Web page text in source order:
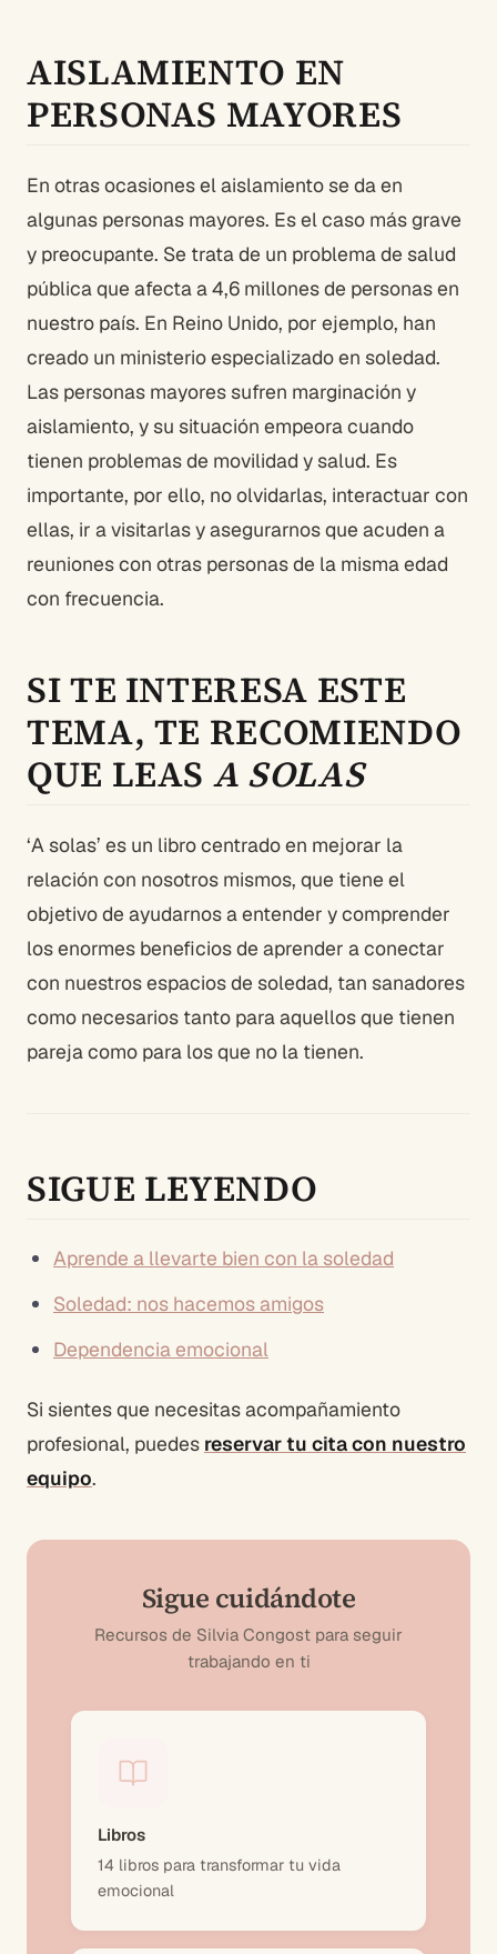
AISLAMIENTO EN
PERSONAS MAYORES
En otras ocasiones el aislamiento se da en
algunas personas mayores. Es el caso más grave
y preocupante. Se trata de un problema de salud
pública que afecta a 4,6 millones de personas en
nuestro país. En Reino Unido, por ejemplo, han
creado un ministerio especializado en soledad.
Las personas mayores sufren marginación y
aislamiento, y su situación empeora cuando
tienen problemas de movilidad y salud. Es
importante, por ello, no olvidarlas, interactuar con
ellas, ir a visitarlas y asegurarnos que acuden a
reuniones con otras personas de la misma edad
con frecuencia.
SI TE INTERESA ESTE
TEMA, TE RECOMIENDO
QUE LEAS A SOLAS
‘A solas’ es un libro centrado en mejorar la
relación con nosotros mismos, que tiene el
objetivo de ayudarnos a entender y comprender
los enormes beneficios de aprender a conectar
con nuestros espacios de soledad, tan sanadores
como necesarios tanto para aquellos que tienen
pareja como para los que no la tienen.
SIGUE LEYENDO
Aprende a llevarte bien con la soledad
Soledad: nos hacemos amigos
Dependencia emocional
Si sientes que necesitas acompañamiento
profesional, puedes reservar tu cita con nuestro
equipo.
Sigue cuidándote
Recursos de Silvia Congost para seguir
trabajando en ti
Libros
14 libros para transformar tu vida
emocional